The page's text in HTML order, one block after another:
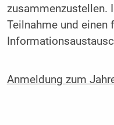
zusammenzustellen.
Teilnahme und einen
Anmeldung zum